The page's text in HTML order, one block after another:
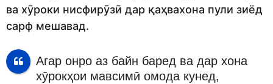
ва хӯроки нисфирӯзӣ дар қаҳвахона пули зиёд
сарф мешавад.
Агар онро аз байн баред ва дар хона
хӯрокҳои мавсимӣ омода кунед,